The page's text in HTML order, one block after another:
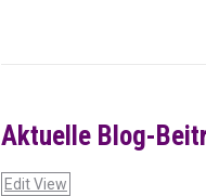
Aktuelle Blog-
Edit View